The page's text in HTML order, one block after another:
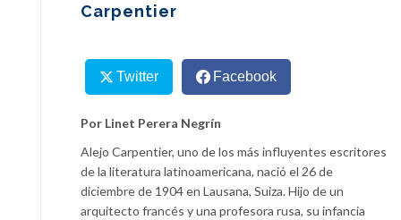
Carpentier
Twitter Facebook
Por Linet Perera Negrín
Alejo Carpentier, uno de los más influyentes escritores
de la literatura latinoamericana, nació el 26 de
diciembre de 1904 en Lausana, Suiza. Hijo de un
arquitecto francés y una profesora rusa, su infancia